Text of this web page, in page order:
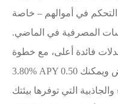
في أموالهم – خاصة
المصرفية في الماضي.
فائدة أعلى، مع خطوة
3.80% APY على العروض ويمكنك 0.50% APY لفحصك. والأهم
التي توفرها بيئتك